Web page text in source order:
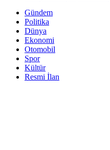
Gündem
Politika
Dünya
Ekonomi
Otomobil
Spor
Kültür
Resmi İlan